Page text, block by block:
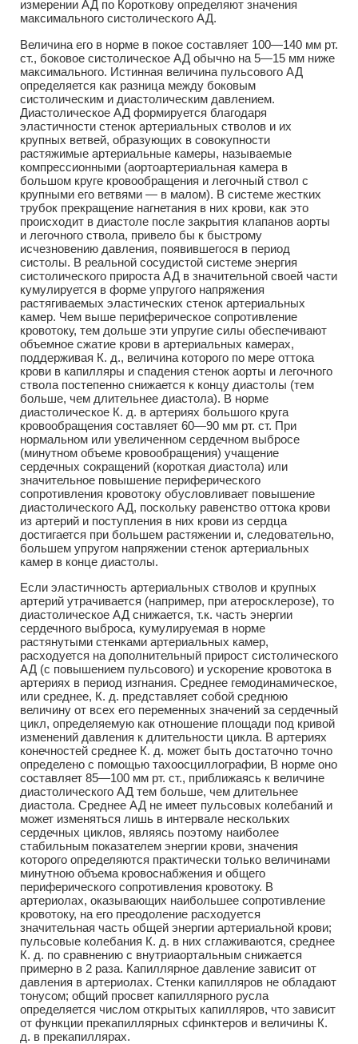
измерении АД по Короткову определяют значения
максимального систолического АД.
Величина его в норме в покое составляет 100—140 мм рт.
ст., боковое систолическое АД обычно на 5—15 мм ниже
максимального. Истинная величина пульсового АД
определяется как разница между боковым
систолическим и диастолическим давлением.
Диастолическое АД формируется благодаря
эластичности стенок артериальных стволов и их
крупных ветвей, образующих в совокупности
растяжимые артериальные камеры, называемые
компрессионными (аортоартериальная камера в
большом круге кровообращения и легочный ствол с
крупными его ветвями — в малом). В системе жестких
трубок прекращение нагнетания в них крови, как это
происходит в диастоле после закрытия клапанов аорты
и легочного ствола, привело бы к быстрому
исчезновению давления, появившегося в период
систолы. В реальной сосудистой системе энергия
систолического прироста АД в значительной своей части
кумулируется в форме упругого напряжения
растягиваемых эластических стенок артериальных
камер. Чем выше периферическое сопротивление
кровотоку, тем дольше эти упругие силы обеспечивают
объемное сжатие крови в артериальных камерах,
поддерживая К. д., величина которого по мере оттока
крови в капилляры и спадения стенок аорты и легочного
ствола постепенно снижается к концу диастолы (тем
больше, чем длительнее диастола). В норме
диастолическое К. д. в артериях большого круга
кровообращения составляет 60—90 мм рт. ст. При
нормальном или увеличенном сердечном выбросе
(минутном объеме кровообращения) учащение
сердечных сокращений (короткая диастола) или
значительное повышение периферического
сопротивления кровотоку обусловливает повышение
диастолического АД, поскольку равенство оттока крови
из артерий и поступления в них крови из сердца
достигается при большем растяжении и, следовательно,
большем упругом напряжении стенок артериальных
камер в конце диастолы.
Если эластичность артериальных стволов и крупных
артерий утрачивается (например, при атеросклерозе), то
диастолическое АД снижается, т.к. часть энергии
сердечного выброса, кумулируемая в норме
растянутыми стенками артериальных камер,
расходуется на дополнительный прирост систолического
АД (с повышением пульсового) и ускорение кровотока в
артериях в период изгнания. Среднее гемодинамическое,
или среднее, К. д. представляет собой среднюю
величину от всех его переменных значений за сердечный
цикл, определяемую как отношение площади под кривой
изменений давления к длительности цикла. В артериях
конечностей среднее К. д. может быть достаточно точно
определено с помощью тахоосциллографии, В норме оно
составляет 85—100 мм рт. ст., приближаясь к величине
диастолического АД тем больше, чем длительнее
диастола. Среднее АД не имеет пульсовых колебаний и
может изменяться лишь в интервале нескольких
сердечных циклов, являясь поэтому наиболее
стабильным показателем энергии крови, значения
которого определяются практически только величинами
минутною объема кровоснабжения и общего
периферического сопротивления кровотоку. В
артериолах, оказывающих наибольшее сопротивление
кровотоку, на его преодоление расходуется
значительная часть общей энергии артериальной крови;
пульсовые колебания К. д. в них сглаживаются, среднее
К. д. по сравнению с внутриаортальным снижается
примерно в 2 раза. Капиллярное давление зависит от
давления в артериолах. Стенки капилляров не обладают
тонусом; общий просвет капиллярного русла
определяется числом открытых капилляров, что зависит
от функции прекапиллярных сфинктеров и величины К.
д. в прекапиллярах.